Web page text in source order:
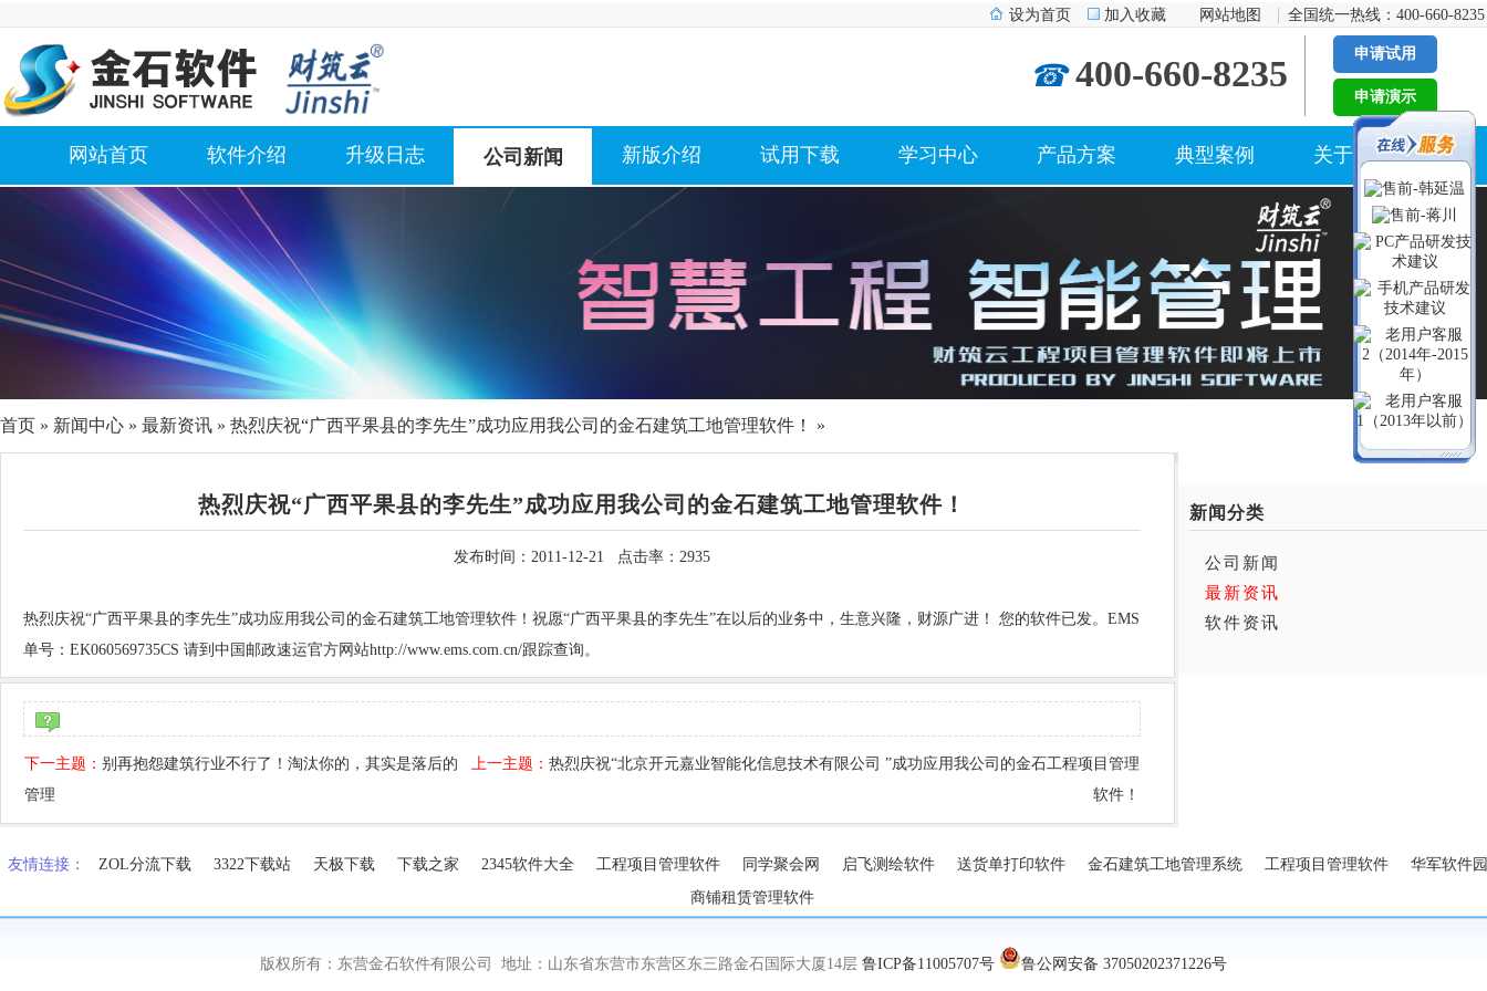
设为首页 加入收藏 网站地图 全国统一热线：400-660-8235
☎ 400-660-8235 申请试用
申请演示
网站首页 软件介绍 升级日志 公司新闻 新版介绍 试用下载 学习中心 产品方案 典型案例 关于我们
首页 » 新闻中心 » 最新资讯 » 热烈庆祝“广西平果县的李先生”成功应用我公司的金石建筑工地管理软件！ »
热烈庆祝“广西平果县的李先生”成功应用我公司的金石建筑工地管理软件！
发布时间：2011-12-21 点击率：2935
热烈庆祝“广西平果县的李先生”成功应用我公司的金石建筑工地管理软件！祝愿“广西平果县的李先生”在以后的业务中，生意兴隆，财源广进！ 您的软件已发。EMS
单号：EK060569735CS 请到中国邮政速运官方网站http://www.ems.com.cn/跟踪查询。
下一主题： 别再抱怨建筑行业不行了！淘汰你的，其实是落后的
管理
上一主题： 热烈庆祝“北京开元嘉业智能化信息技术有限公司 ”成功应用我公司的金石工程项目管理
软件！
新闻分类
公司新闻
最新资讯
软件资讯
友情连接： ZOL分流下载 3322下载站 天极下载 下载之家 2345软件大全 工程项目管理软件 同学聚会网 启飞测绘软件 送货单打印软件 金石建筑工地管理系统 工程项目管理软件
华军软件园
商铺租赁管理软件
版权所有：东营金石软件有限公司 地址：山东省东营市东营区东三路金石国际大厦14层 鲁ICP备11005707号 鲁公网安备 37050202371226号